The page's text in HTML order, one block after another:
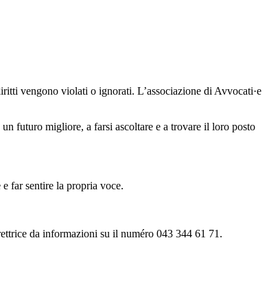
vengono violati o ignorati. L’associazione di Avvocati·e
futuro migliore, a farsi ascoltare e a trovare il loro posto
far sentire la propria voce.
da informazioni su il numéro 043 344 61 71.